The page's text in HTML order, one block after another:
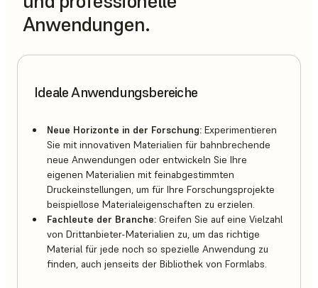
Anwendungen.
Ideale Anwendungsbereiche
Neue Horizonte in der Forschung: Experimentieren
Sie mit innovativen Materialien für bahnbrechende
neue Anwendungen oder entwickeln Sie Ihre
eigenen Materialien mit feinabgestimmten
Druckeinstellungen, um für Ihre Forschungsprojekte
beispiellose Materialeigenschaften zu erzielen.
Fachleute der Branche: Greifen Sie auf eine Vielzahl
von Drittanbieter-Materialien zu, um das richtige
Material für jede noch so spezielle Anwendung zu
finden, auch jenseits der Bibliothek von Formlabs.